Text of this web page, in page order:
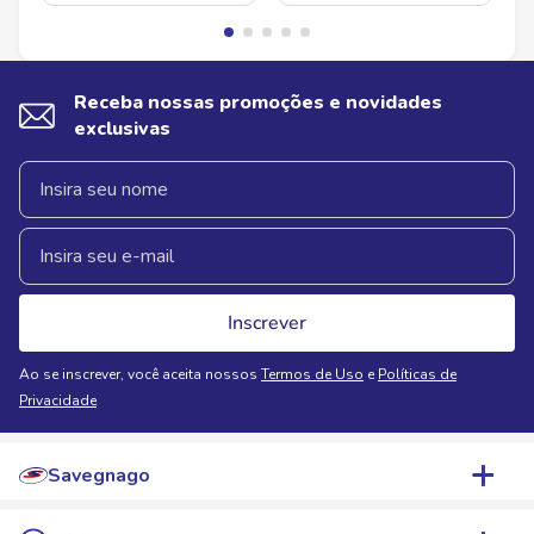
Receba nossas promoções e novidades
exclusivas
Inscrever
Ao se inscrever, você aceita nossos Termos de Uso e Políticas de
Privacidade
Savegnago